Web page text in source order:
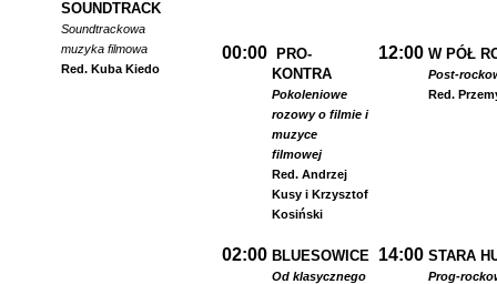
SOUNDTRACK
Soundtrackowa
muzyka filmowa
Red. Kuba Kiedo
00:00
PRO-
KONTRA
Pokoleniowe
rozowy o filmie i
muzyce
filmowej
Red. Andrzej
Kusy i Krzysztof
Kosiński
12:00 W PÓŁ
Post-
Red.
02:00 BLUESOWICE
Od klasycznego
14:00 STARA
Prog-